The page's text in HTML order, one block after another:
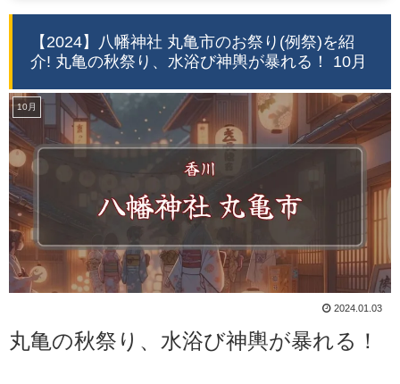
【2024】八幡神社 丸亀市のお祭り(例祭)を紹
介! 丸亀の秋祭り、水浴び神輿が暴れる！ 10月
10月
2024.01.03
丸亀の秋祭り、水浴び神輿が暴れる！